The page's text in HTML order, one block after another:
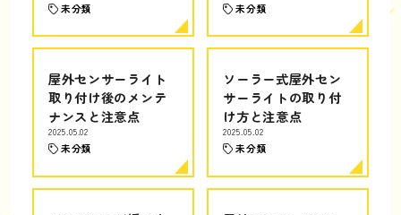
未分類 未分類
屋外センサーライト
取り付け後のメンテ
ナンスと注意点
2025.05.02
未分類
ソーラー式屋外セン
サーライトの取り付
け方と注意点
2025.05.02
未分類